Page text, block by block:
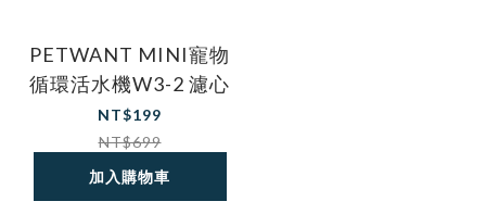
PETWANT MINI寵物
循環活水機W3-2 濾心
NT$199
NT$699
加入購物車